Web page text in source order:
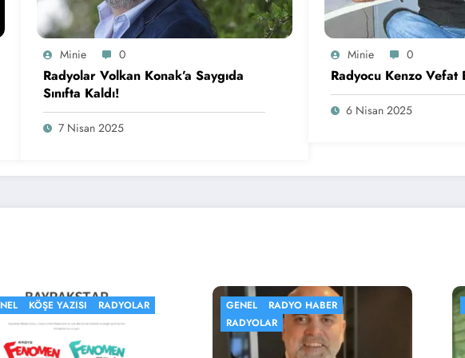
Minie 0
Radyolar Volkan Konak’a Saygıda
Sınıfta Kaldı!
7 Nisan 2025
Minie 0
Radyocu Kenzo Vefat
6 Nisan 2025
GENEL
RADYO HABER
RADYOLAR
DJLER GENEL RADYOLAR